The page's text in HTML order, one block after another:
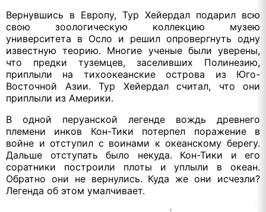
Вернувшись в Европу, Тур Хейердал подарил всю
свою зоологическую коллекцию музею
университета в Осло и решил опровергнуть одну
известную теорию. Многие ученые были уверены,
что предки туземцев, заселивших Полинезию,
приплыли на тихоокеанские острова из Юго-
Восточной Азии. Тур Хейердал считал, что они
приплыли из Америки.
В одной перуанской легенде вождь древнего
племени инков Кон-Тики потерпел поражение в
войне и отступил с воинами к океанскому берегу.
Дальше отступать было некуда. Кон-Тики и его
соратники построили плоты и уплыли в океан.
Обратно они не вернулись. Куда же они исчезли?
Легенда об этом умалчивает.